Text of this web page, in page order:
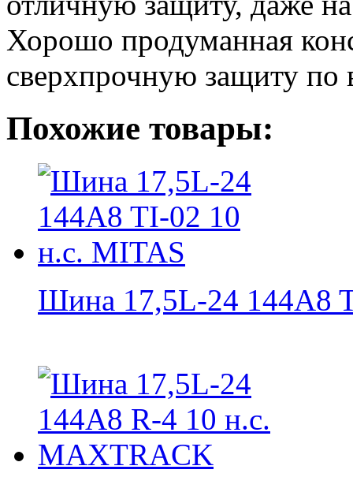
Хорошо продуманная
сверхпрочную защиту по
Похожие товары:
Шина 17,5L-24 144A8